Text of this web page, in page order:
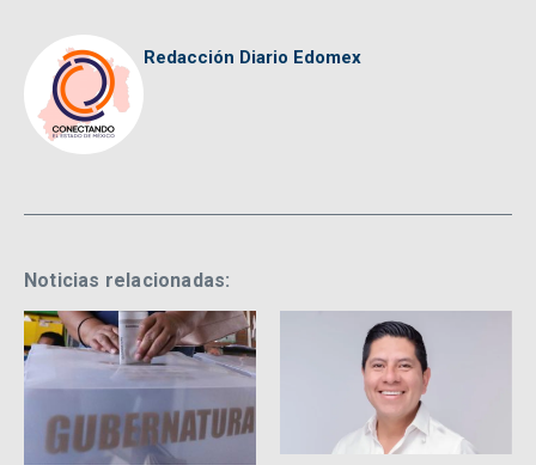
Redacción Diario Edomex
Noticias relacionadas: